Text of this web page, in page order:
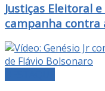
Justiças Eleitoral
campanha contra